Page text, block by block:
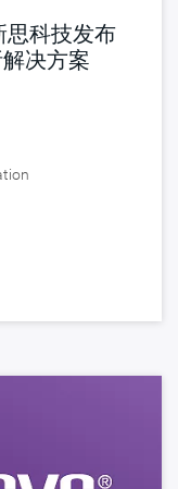
思科技发布
决方案